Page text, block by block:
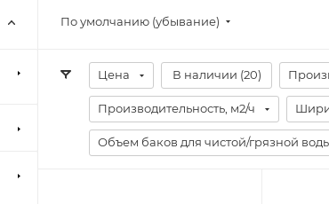
По умолчанию (убывание)
Цена В наличии (20)
Производительность, м2/ч
Объем баков для чистой/грязной